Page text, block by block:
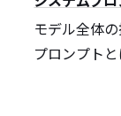
モデル全体
プロンプト